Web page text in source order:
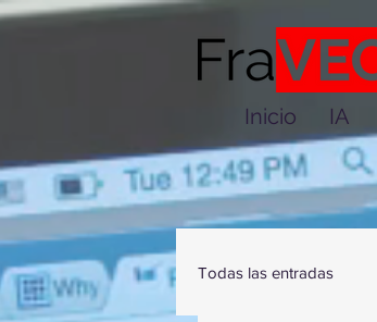
Inicio IA
Todas las entradas